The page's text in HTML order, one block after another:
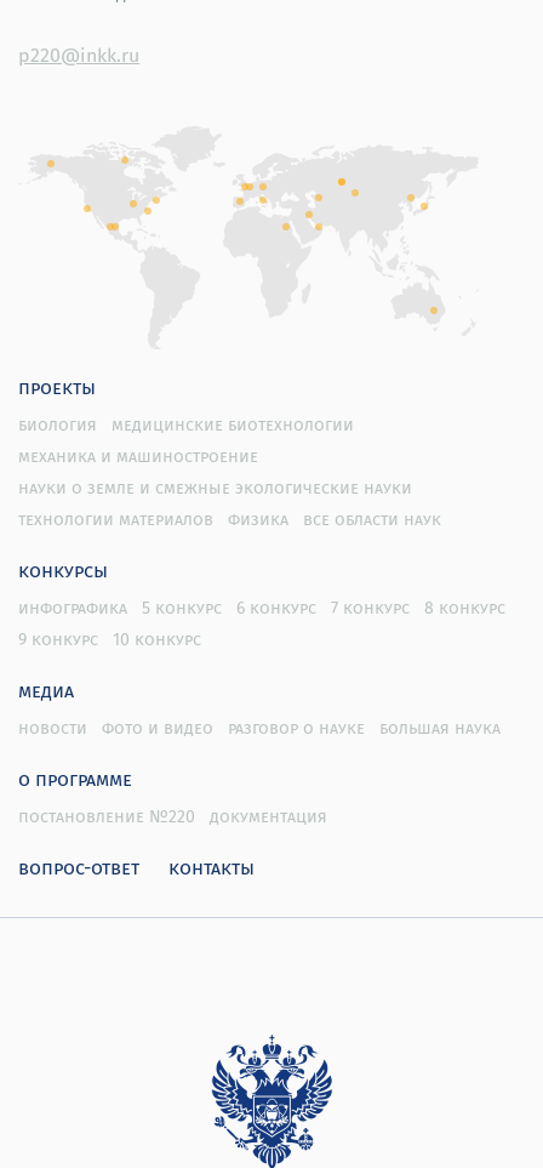
p220@inkk.ru
проекты
биология
медицинские биотехнологии
механика и машиностроение
науки о земле и смежные экологические науки
технологии материалов
физика все области наук
конкурсы
инфографика 5 конкурс 6 конкурс 7 конкурс
8 конкурс
9 конкурс
10 конкурс
медиа
новости фото и видео разговор о науке большая наука
о программе
постановление №220 документация
вопрос-ответ контакты